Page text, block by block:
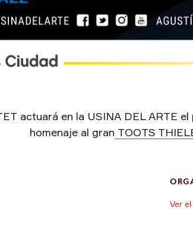
actuará en la USINA DEL ARTE
homenaje al gran TOOTS
Ver